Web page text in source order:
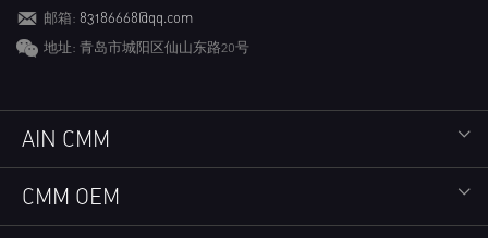
邮箱: 83186668@qq.com
地址: 青岛市城阳区仙山东路20号
AIN CMM
CMM OEM